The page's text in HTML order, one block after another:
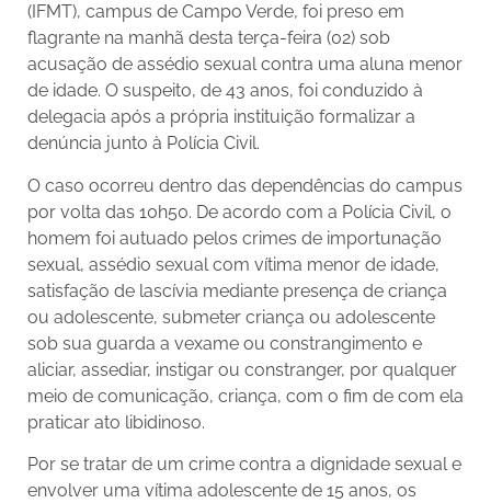
(IFMT), campus de Campo Verde, foi preso em
flagrante na manhã desta terça-feira (02) sob
acusação de assédio sexual contra uma aluna menor
de idade. O suspeito, de 43 anos, foi conduzido à
delegacia após a própria instituição formalizar a
denúncia junto à Polícia Civil.
O caso ocorreu dentro das dependências do campus
por volta das 10h50. De acordo com a Polícia Civil, o
homem foi autuado pelos crimes de importunação
sexual, assédio sexual com vítima menor de idade,
satisfação de lascívia mediante presença de criança
ou adolescente, submeter criança ou adolescente
sob sua guarda a vexame ou constrangimento e
aliciar, assediar, instigar ou constranger, por qualquer
meio de comunicação, criança, com o fim de com ela
praticar ato libidinoso.
Por se tratar de um crime contra a dignidade sexual e
envolver uma vítima adolescente de 15 anos, os